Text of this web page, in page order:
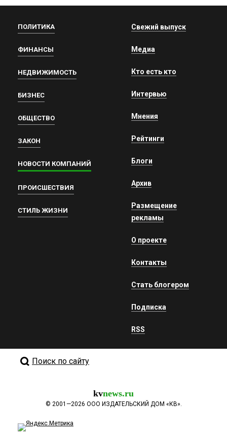
ПОЛИТИКА
ФИНАНСЫ
НЕДВИЖИМОСТЬ
БИЗНЕС
ОБЩЕСТВО
ЗАКОН
НОВОСТИ КОМПАНИЙ
ПРОИСШЕСТВИЯ
СТИЛЬ ЖИЗНИ
Свежий выпуск
Медиа
Кто есть кто
Интервью
Мнения
Рейтинги
Блоги
Архив
Размещение
рекламы
О проекте
Контакты
Стать блогером
Подписка
RSS
Поиск по сайту
kvnews.ru
© 2001—2026 ООО ИЗДАТЕЛЬСКИЙ ДОМ «КВ».